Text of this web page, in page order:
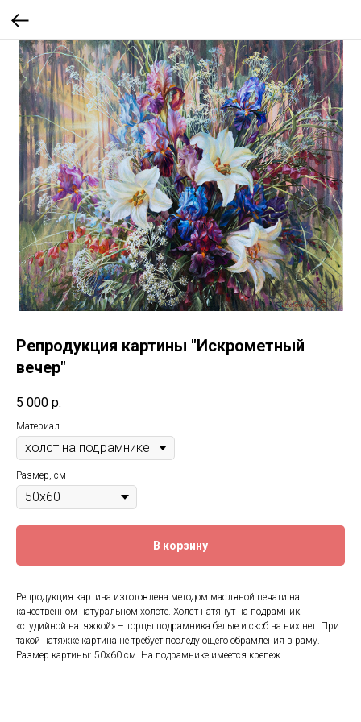
Репродукция картины "Искрометный
вечер"
5 000 р.
Материал
Размер, см
В корзину
Репродукция картина изготовлена методом масляной печати на
качественном натуральном холсте. Холст натянут на подрамник
«студийной натяжкой» – торцы подрамника белые и скоб на них нет. При
такой натяжке картина не требует последующего обрамления в раму.
Размер картины: 50x60 см. На подрамнике имеется крепеж.